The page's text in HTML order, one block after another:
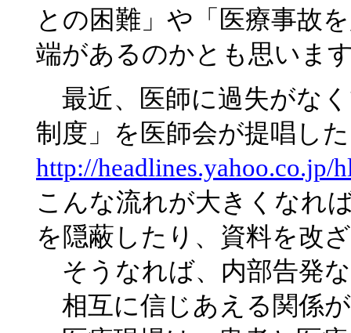
との困難」や「医療事故
端があるのかとも思いま
最近、医師に過失がな
制度」を医師会が提唱し
http://headlines.yahoo.co.jp/
こんな流れが大きくなれ
を隠蔽したり、資料を改
そうなれば、内部告発
相互に信じあえる関係